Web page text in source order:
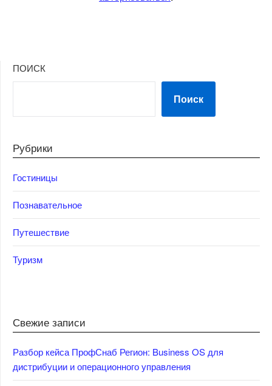
ПОИСК
Поиск
Рубрики
Гостиницы
Познавательное
Путешествие
Туризм
Свежие записи
Разбор кейса ПрофСнаб Регион: Business OS для
дистрибуции и операционного управления